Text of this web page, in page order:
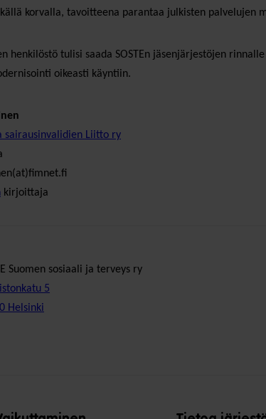
korvalla, tavoitteena parantaa julkisten palvelujen
henkilöstö tulisi saada SOSTEn jäsenjärjestöjen
oikeasti käyntiin.
sairausinvalidien Liitto ry
kirjoittaja
Suomen sosiaali ja terveys ry
5
Helsinki